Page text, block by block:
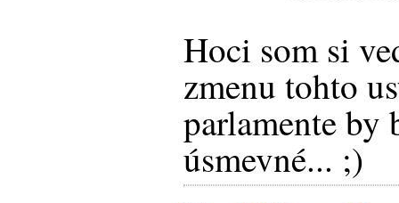
Hoci som si
zmenu tohto
parlamente
úsmevné... ;)